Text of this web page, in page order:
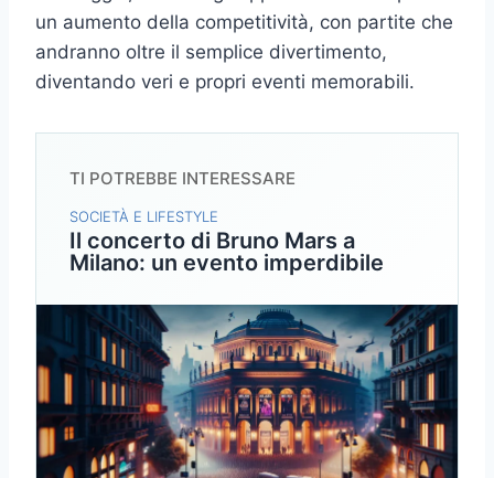
un aumento della competitività, con partite che
andranno oltre il semplice divertimento,
diventando veri e propri eventi memorabili.
TI POTREBBE INTERESSARE
SOCIETÀ E LIFESTYLE
Il concerto di Bruno Mars a
Milano: un evento imperdibile